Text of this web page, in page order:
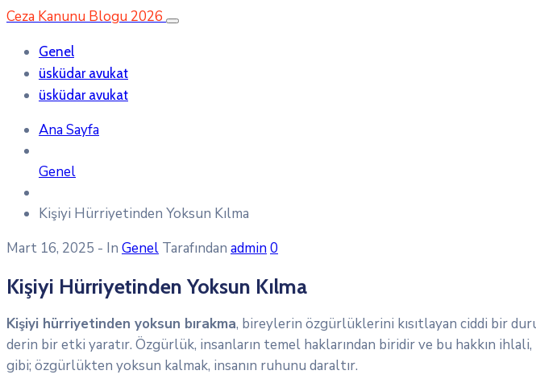
Ceza Kanunu Blogu 2026
Genel
üsküdar avukat
üsküdar avukat
Ana Sayfa
Genel
Kişiyi Hürriyetinden Yoksun Kılma
Mart 16, 2025 - In Genel Tarafından admin0
Kişiyi Hürriyetinden Yoksun Kılma
Kişiyi hürriyetinden yoksun bırakma, bireylerin özgürlüklerini kısıtlayan ciddi bir
derin bir etki yaratır. Özgürlük, insanların temel haklarından biridir ve bu hakkın
gibi; özgürlükten yoksun kalmak, insanın ruhunu daraltır.